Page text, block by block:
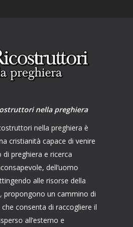
nella preghiera
nella preghiera è
cristianità capace di venire
preghiera e ricerca
dell’uomo
alle risorse della
propongono un cammino di
consenta di raccogliere il
all’esterno e